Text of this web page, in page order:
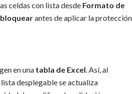
celdas con lista desde Formato de
antes de aplicar la protección
en una tabla de Excel. Así, al
desplegable se actualiza